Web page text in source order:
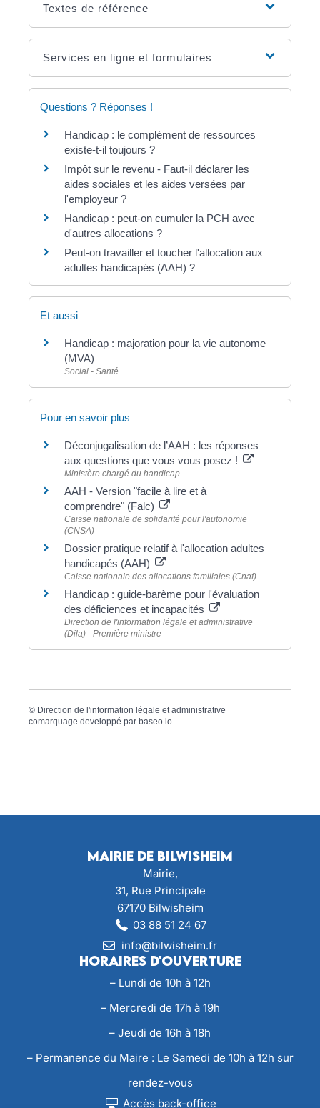
Textes de référence
Services en ligne et formulaires
Questions ? Réponses !
Handicap : le complément de ressources
existe-t-il toujours ?
Impôt sur le revenu - Faut-il déclarer les
aides sociales et les aides versées par
l'employeur ?
Handicap : peut-on cumuler la PCH avec
d'autres allocations ?
Peut-on travailler et toucher l'allocation aux
adultes handicapés (AAH) ?
Et aussi
Handicap : majoration pour la vie autonome
(MVA)
Social - Santé
Pour en savoir plus
Déconjugalisation de l’AAH : les réponses
aux questions que vous vous posez !
Ministère chargé du handicap
AAH - Version "facile à lire et à
comprendre" (Falc)
Caisse nationale de solidarité pour l'autonomie
(CNSA)
Dossier pratique relatif à l'allocation adultes
handicapés (AAH)
Caisse nationale des allocations familiales (Cnaf)
Handicap : guide-barème pour l'évaluation
des déficiences et incapacités
Direction de l'information légale et administrative
(Dila) - Première ministre
© Direction de l'information légale et administrative
comarquage developpé par baseo.io
Mairie de Bilwisheim
Mairie,
31, Rue Principale
67170 Bilwisheim
03 88 51 24 67
info@bilwisheim.fr
Horaires d'ouverture
– Lundi de 10h à 12h
– Mercredi de 17h à 19h
– Jeudi de 16h à 18h
– Permanence du Maire : Le Samedi de 10h à 12h sur
rendez-vous
Accès back-office